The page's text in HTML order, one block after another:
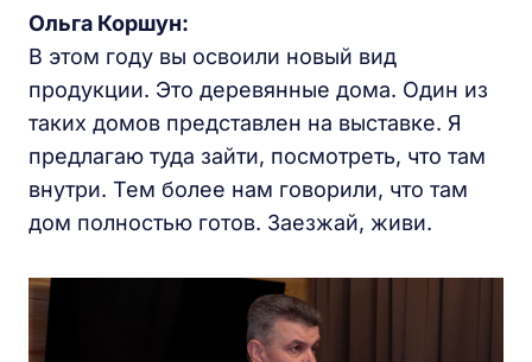
Ольга Коршун:
В этом году вы освоили новый вид
продукции. Это деревянные дома. Один из
таких домов представлен на выставке. Я
предлагаю туда зайти, посмотреть, что там
внутри. Тем более нам говорили, что там
дом полностью готов. Заезжай, живи.